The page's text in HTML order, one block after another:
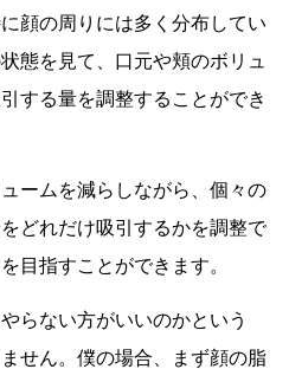
顔の周りには多く分布してい
態を見て、口元や頬のボリュ
する量を調整することができ
ームを減らしながら、個々の
どれだけ吸引するかを調整で
目指すことができます。
らない方がいいのかという
せん。僕の場合、まず顔の脂